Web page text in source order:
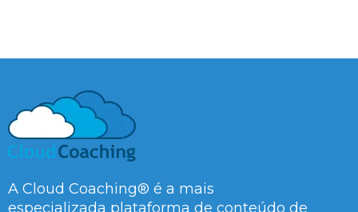
A Cloud Coaching® é a mais
especializada plataforma de conteúdo de